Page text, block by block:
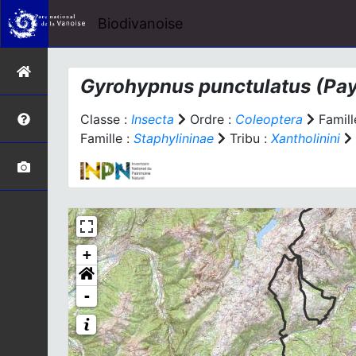
Biodivanoise
Gyrohypnus punctulatus
Classe : Insecta Ordre : Coleoptera
Famille : Staphylininae Tribu : Xantholinini
+
-